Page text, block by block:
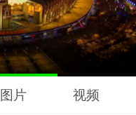
图片 视频